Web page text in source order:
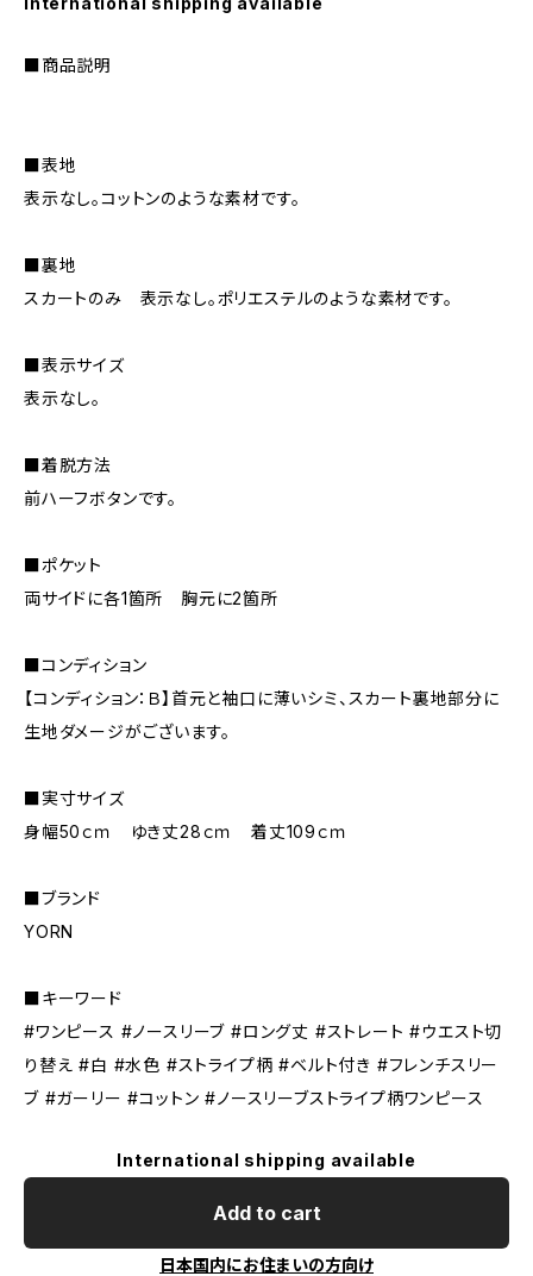
■商品説明
■表地
表示なし。コットンのような素材です。
■裏地
スカートのみ 表示なし。ポリエステルのような素材です。
■表示サイズ
表示なし。
■着脱方法
前ハーフボタンです。
■ポケット
両サイドに各1箇所 胸元に2箇所
■コンディション
【コンディション：Ｂ】首元と袖口に薄いシミ、スカート裏地部分に
生地ダメージがございます。
■実寸サイズ
身幅50ｃｍ ゆき丈28ｃｍ 着丈109ｃｍ
■ブランド
YORN
■キーワード
#ワンピース #ノースリーブ #ロング丈 #ストレート #ウエスト切
り替え #白 #水色 #ストライプ柄 #ベルト付き #フレンチスリー
ブ #ガーリー #コットン #ノースリーブストライプ柄ワンピース
International shipping available
Add to cart
日本国内にお住まいの方向け